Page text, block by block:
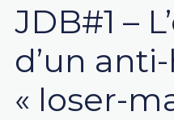
JDB#1 –
d’un
« loser-